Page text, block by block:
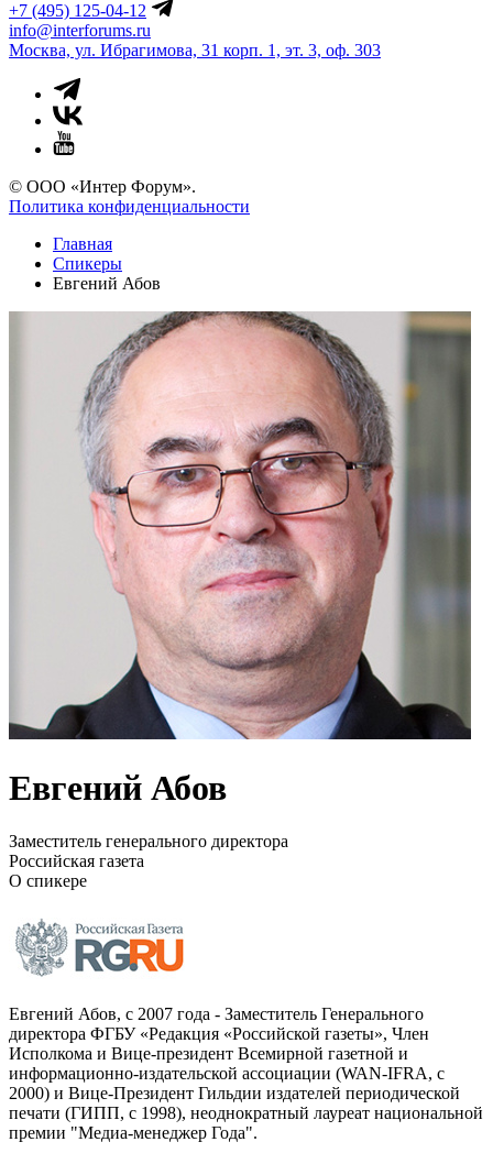
+7 (495) 125-04-12
info@interforums.ru
Москва, ул. Ибрагимова, 31 корп. 1, эт. 3, оф. 303
© ООО «Интер Форум».
Политика конфиденциальности
Главная
Спикеры
Евгений Абов
Евгений Абов
Заместитель генерального директора
Российская газета
О спикере
Евгений Абов, с 2007 года - Заместитель Генерального
директора ФГБУ «Редакция «Российской газеты», Член
Исполкома и Вице-президент Всемирной газетной и
информационно-издательской ассоциации (WAN-IFRА, с
2000) и Вице-Президент Гильдии издателей периодической
печати (ГИПП, с 1998), неоднократный лауреат национальной
премии "Медиа-менеджер Года".